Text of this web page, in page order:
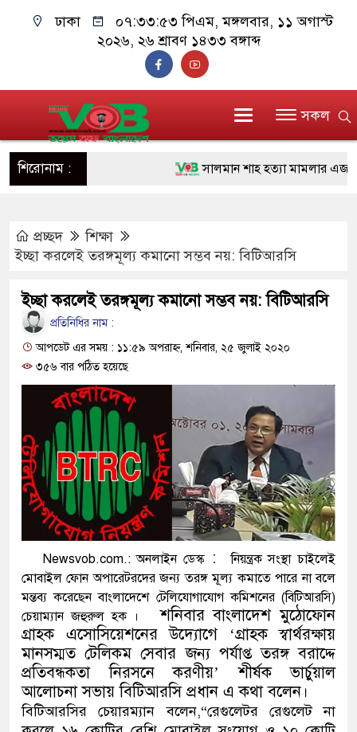
ঢাকা ০৭:৩৩:৫৪ পিএম, মঙ্গলবার, ১১ অগাস্ট
২০২৬, ২৬ শ্রাবণ ১৪৩৩ বঙ্গাব্দ
সকল
শিরোনাম : সালমান শাহ হত্যা মামলার
রিকশা
মানবিক অঙ্গীকার ধারণ করে ড্যাব
ফ্যাসিবাদবিরোধী আন্দোলনে
ও বিশ্বাসযোগ্য: প্রধানমন্ত্রী
মাননীয় প্রধানমন্ত্রী, মন্ত্রীবর্গ ও
সিল-স্বাক্ষর জালিয়াতি চক্রের পাঁচ সদস্য
উদ্ধার
জনগণ পরিবর্তন চেয়েছে বলেই
প্রধানমন্ত্রী
মিরপুর মডেল থানার অভিযানে ৯০
মাদক কারবারি গ্রেফতার
২৮ লাখ টাকার জাল নোটসহ দুইজনকে
প্রচ্ছদ
শিক্ষা
ইচ্ছা করলেই তরঙ্গমূল্য কমানো সম্ভব নয়: বিটিআরসি
ইচ্ছা করলেই তরঙ্গমূল্য কমানো সম্ভব নয়: বিটিআরসি
প্রতিনিধির নাম :
আপডেট এর সময় : ১১:৫৯ অপরাহ্ন, শনিবার, ২৫ জুলাই ২০২০
৩৫৬ বার পঠিত হয়েছে
Newsvob.com.: অনলাইন ডেস্ক:নিয়ন্ত্রক সংস্থা চাইলেই
মোবাইল ফোন অপারেটরদের জন্য তরঙ্গ মূল্য কমাতে পারে না বলে
মন্তব্য করেছেন বাংলাদেশে টেলিযোগাযোগ কমিশনের (বিটিআরসি)
চেয়াম্যান জহুরুল হক । শনিবার বাংলাদেশ মুঠোফোন
গ্রাহক এসোসিয়েশনের উদ্যোগে ‘গ্রাহক স্বার্থরক্ষায়
মানসম্মত টেলিকম সেবার জন্য পর্যাপ্ত তরঙ্গ বরাদ্দে
প্রতিবন্ধকতা নিরসনে করণীয়’ শীর্ষক ভার্চুয়াল
আলোচনা সভায় বিটিআরসি প্রধান এ কথা বলেন।
বিটিআরসির চেয়ারম্যান বলেন,“রেগুলেটর রেগুলেট না